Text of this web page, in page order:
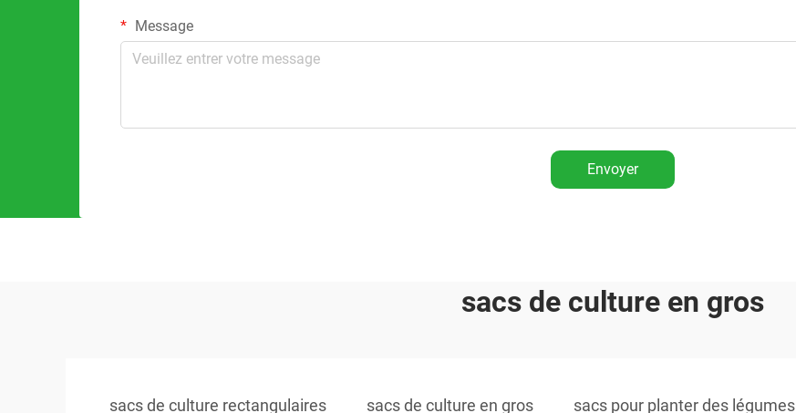
Message
Envoyer
sacs de culture en gros
sacs de culture rectangulaires sacs de culture en gros sacs pour planter des légumes